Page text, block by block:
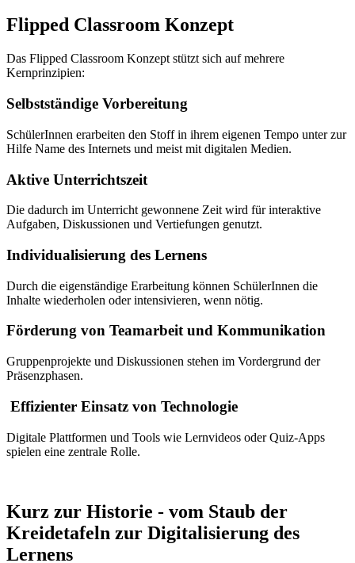
Flipped Classroom Konzept
Das Flipped Classroom Konzept stützt sich auf mehrere
Kernprinzipien:
Selbstständige Vorbereitung
SchülerInnen erarbeiten den Stoff in ihrem eigenen Tempo unter zur
Hilfe Name des Internets und meist mit digitalen Medien.
Aktive Unterrichtszeit
Die dadurch im Unterricht gewonnene Zeit wird für interaktive
Aufgaben, Diskussionen und Vertiefungen genutzt.
Individualisierung des Lernens
Durch die eigenständige Erarbeitung können SchülerInnen die
Inhalte wiederholen oder intensivieren, wenn nötig.
Förderung von Teamarbeit und Kommunikation
Gruppenprojekte und Diskussionen stehen im Vordergrund der
Präsenzphasen.
Effizienter Einsatz von Technologie
Digitale Plattformen und Tools wie Lernvideos oder Quiz-Apps
spielen eine zentrale Rolle.
Kurz zur Historie - vom Staub der
Kreidetafeln zur Digitalisierung des
Lernens